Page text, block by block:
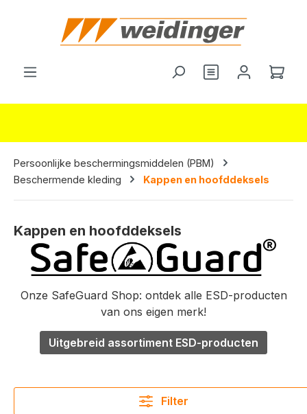
Je hebt 0 items
Persoonlijke beschermingsmiddelen (PBM)
Beschermende kleding
Kappen en hoofddeksels
Kappen en hoofddeksels
Onze SafeGuard Shop: ontdek alle ESD-producten
van ons eigen merk!
Uitgebreid assortiment ESD-producten
Filter